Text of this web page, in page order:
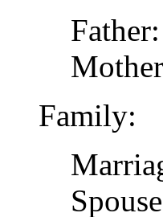
Father:
Family: